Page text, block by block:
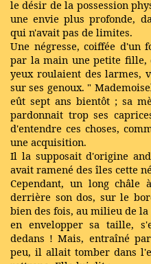
le désir de la possession
une envie plus profonde,
qui n'avait pas de limites.
Une négresse, coiffée d'un
par la main une petite fille,
yeux roulaient des larmes,
sur ses genoux. "
eût sept ans bientôt ; sa
pardonnait trop ses
d'entendre ces choses,
une acquisition.
Il la supposait d'origine
avait ramené des îles cette
Cependant, un long châle
derrière son dos, sur le
bien des fois, au milieu de
en envelopper sa taille,
dedans ! Mais, entraîné
peu, il allait tomber dans